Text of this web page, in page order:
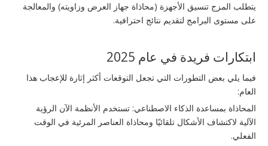
يتطلب المزج تنسيق الأجهزة (محاذاة جهاز العرض وزاويته) والمعالجة
على مستوى البرامج لتقديم نتائج احترافية.
ابتكارات فريدة في عام 2025
فيما يلي بعض التطورات التي تجعل التوقعات أكثر إثارة للإعجاب هذا
العام:
المحاذاة بمساعدة الذكاء الاصطناعي: تستخدم الأنظمة الآن الرؤية
الآلية لاكتشاف الأشكال تلقائيًا ومحاذاة العناصر المرئية في الوقت
الفعلي.